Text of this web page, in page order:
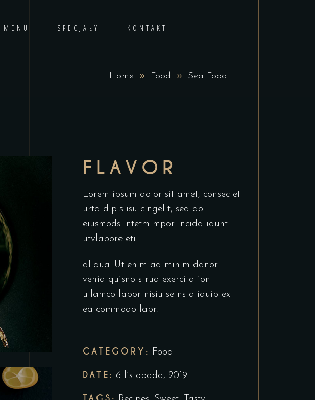
MENU SPECJAŁY KONTAKT
Home Food Sea Food
FLAVOR
Lorem ipsum dolor sit amet, consectet
urta dipis isu cingelit, sed do
eiusmodsl ntetm mpor incida idunt
utvlabore eti.
aliqua. Ut enim ad minim danor
venia quisno strud exercitation
ullamco labor nisiutse ns aliquip ex
ea commodo labr.
CATEGORY: Food
DATE: 6 listopada, 2019